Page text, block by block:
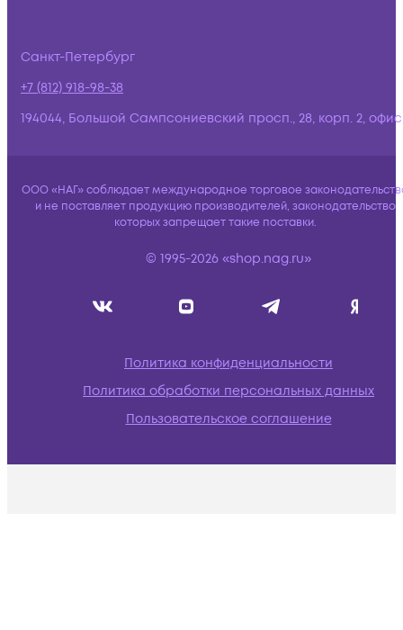
Санкт-Петербург
+7 (812) 918-98-38
194044, Большой Сампсониевский просп., 28, корп. 2,
ООО «НАГ» соблюдает международное торговое
и не поставляет продукцию производителей, законодательство
которых запрещает такие поставки.
© 1995-2026 «shop.nag.ru»
Политика конфиденциальности
Политика обработки персональных данных
Пользовательское соглашение